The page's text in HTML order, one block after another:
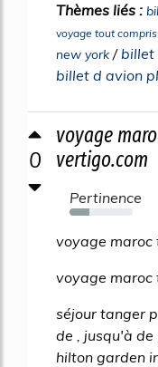
Thèmes liés :
voyage tout
new york / billet
billet d avion
0
voyage
vertigo.com
Pertinence
32%
voyage maroc
voyage maroc
séjour tanger
de , jusqu'à
hilton garden